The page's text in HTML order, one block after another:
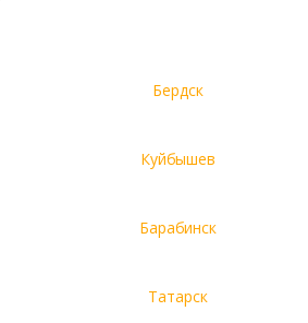
Бердск
Куйбышев
Барабинск
Татарск